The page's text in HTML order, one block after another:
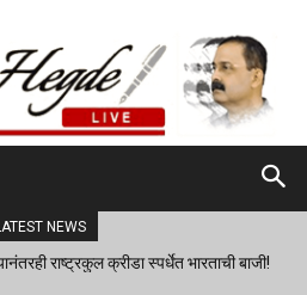
NEWS
राष्ट्रकुल क्रीडा स्पर्धेत भारताची बाजी!